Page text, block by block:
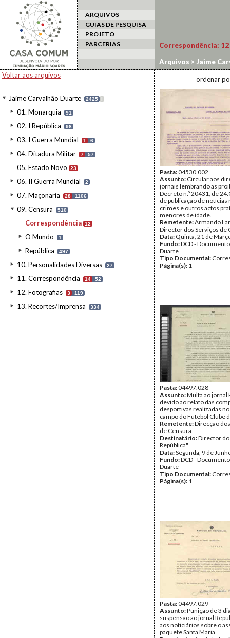
ARQUIVOS
GUIAS DE PESQUISA
PROJETO
PARCERIAS
Voltar aos arquivos
Jaime Carvalhão Duarte 2425 I
01. Monarquia 91
02. I República 98
03. I Guerra Mundial 1 6
04. Ditadura Militar 7 57
05. Estado Novo 23
06. II Guerra Mundial 2
07. Maçonaria 28 1106
09. Censura 510
Correspondência 12
O Mundo 1
República 497
10. Personalidades Diversas 27
11. Correspondência 14 52
12. Fotografias 3 119
13. Recortes/Imprensa 334
Correspondência: 12
Arquivos > Jaime
ordenar
Pasta:04530.002
Assunto: Circular aos
jornais lembrando as
Decreto n.º 20431, de
de publicação de notícias
crimes e outros actos
menores de idade.
Remetente:Armando
Director dos Serviços de
Data: Quinta, 21 de
Fundo:DCD -
Duarte
Tipo Documental:
Página(s): 1
Pasta:04497.028
Assunto:Multa ao jornal
devido ao relato das
desportivas realizadas
campo do Futebol Clube
Remetente:Direcção
de Censura
Destinatário:Director
República"
Data:Segunda, 9 de
Fundo:DCD -
Duarte
Tipo Documental:
Página(s): 1
Pasta:04497.029
Assunto:Punição de 3
suspensão ao jornal
aos noticiários sobre o
paquete Santa Maria